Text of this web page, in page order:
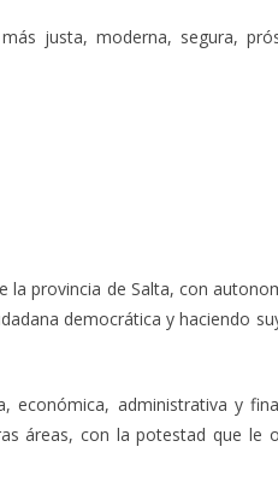
justa, moderna, segura,
la provincia de Salta, con
democrática y haciendo
económica, administrativa y
áreas, con la potestad que le